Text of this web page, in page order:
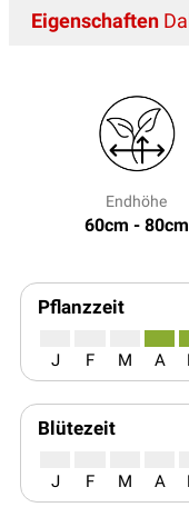
Eigenschaften
Endhöhe
60cm - 80cm
Pflanzzeit
J F M A
Blütezeit
J F M A